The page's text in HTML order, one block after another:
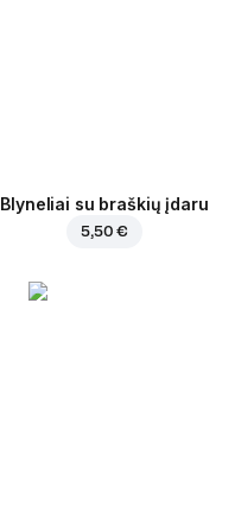
Blyneliai su braškių įdaru
5,50 €